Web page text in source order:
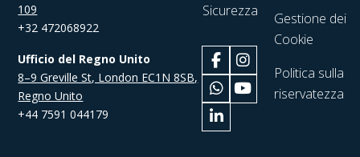
109
+32 472068922
Ufficio del Regno Unito
8–9 Greville St, London EC1N 8SB,
Regno Unito
+44 7591 044179
Sicurezza
Gestione dei
Cookie
Politica sulla
riservatezza